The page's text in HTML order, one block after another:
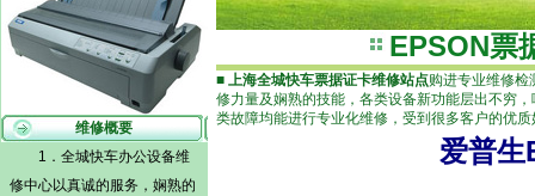
维修概要
1．全城快车办公设备维
修中心以真诚的服务，娴熟的
EPSON票
■ 上海全城快车票据证卡维修站点购进专业维修检
修力量及娴熟的技能，各类设备新功能层出不穷
类故障均能进行专业化维修，受到很多客户的优质
爱普生